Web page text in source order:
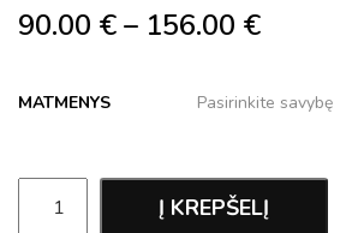
90.00 €– 156.00 €
MATMENYS
Į KREPŠELĮ